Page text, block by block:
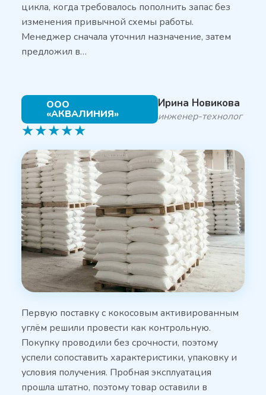
цикла, когда требовалось пополнить запас без
изменения привычной схемы работы.
Менеджер сначала уточнил назначение, затем
предложил в…
ООО
«АКВАЛИНИЯ»
Ирина Новикова
инженер-технолог
★★★★★
Первую поставку с кокосовым активированным
углём решили провести как контрольную.
Покупку проводили без срочности, поэтому
успели сопоставить характеристики, упаковку и
условия получения. Пробная эксплуатация
прошла штатно, поэтому товар оставили в